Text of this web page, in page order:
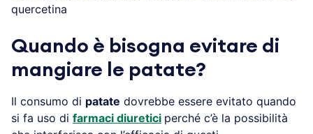
quercetina
Quando è bisogna evitare di
mangiare le patate?
Il consumo di patate dovrebbe essere evitato quando
si fa uso di farmaci diuretici perché c’è la possibilità